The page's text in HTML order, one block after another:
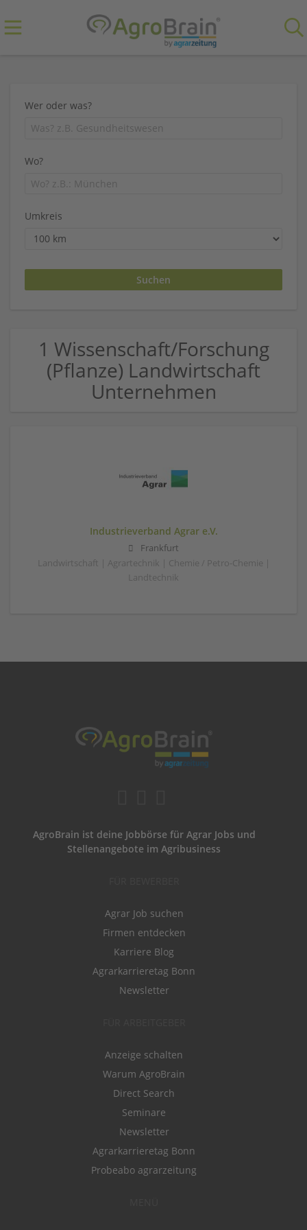
Wer oder was?
Wo?
Umkreis
1 Wissenschaft/Forschung
(Pflanze) Landwirtschaft
Unternehmen
Industrieverband Agrar e.V.
Frankfurt
Landwirtschaft | Agrartechnik | Chemie / Petro-Chemie |
Landtechnik
AgroBrain ist deine Jobbörse für Agrar Jobs und
Stellenangebote im Agribusiness
Agrar Job suchen
Firmen entdecken
Karriere Blog
Agrarkarrieretag Bonn
Newsletter
Anzeige schalten
Warum AgroBrain
Direct Search
Seminare
Newsletter
Agrarkarrieretag Bonn
Probeabo agrarzeitung